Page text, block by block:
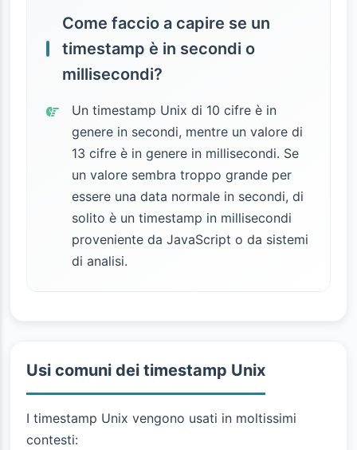
Come faccio a capire se un
timestamp è in secondi o
millisecondi?
Un timestamp Unix di 10 cifre è in
genere in secondi, mentre un valore di
13 cifre è in genere in millisecondi. Se
un valore sembra troppo grande per
essere una data normale in secondi, di
solito è un timestamp in millisecondi
proveniente da JavaScript o da sistemi
di analisi.
Usi comuni dei timestamp Unix
I timestamp Unix vengono usati in moltissimi
contesti: